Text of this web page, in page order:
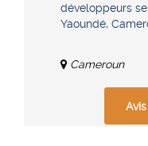
développeurs
Yaoundé,
Cameroun